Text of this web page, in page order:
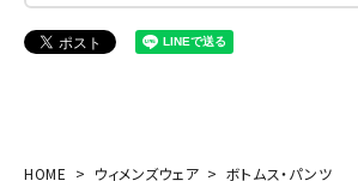
HOME ウィメンズウェア
ボトムス・パンツ